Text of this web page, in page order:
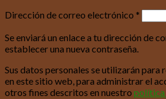
Dirección de correo electrónico *
Se enviará un enlace a tu dirección de
establecer una nueva contraseña.
Sus datos personales se utilizarán para
en este sitio web, para administrar el
otros fines descritos en nuestro política